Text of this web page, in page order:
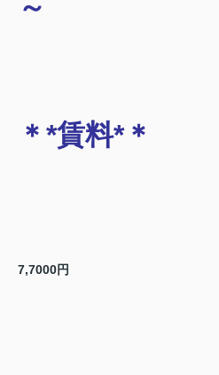
～
＊*賃料*＊
7,7000円